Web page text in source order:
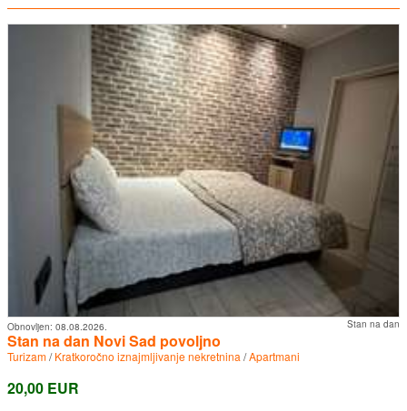
Stan na dan
Obnovljen: 08.08.2026.
Stan na dan Novi Sad povoljno
Turizam/Kratkoročno iznajmljivanje nekretnina /Apartmani
20,00 EUR